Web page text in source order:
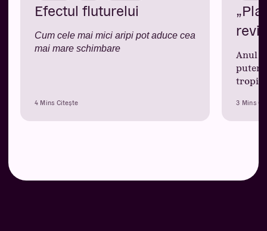
Efectul fluturelui
Cum cele mai mici aripi pot aduce cea
mai mare schimbare
4 Mins Citește
Anul
3 Mins